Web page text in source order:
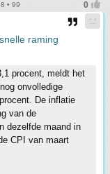
• 99
raming
procent, meldt het
onvolledige
De inflatie
van de
dezelfde maand in
CPI van maart